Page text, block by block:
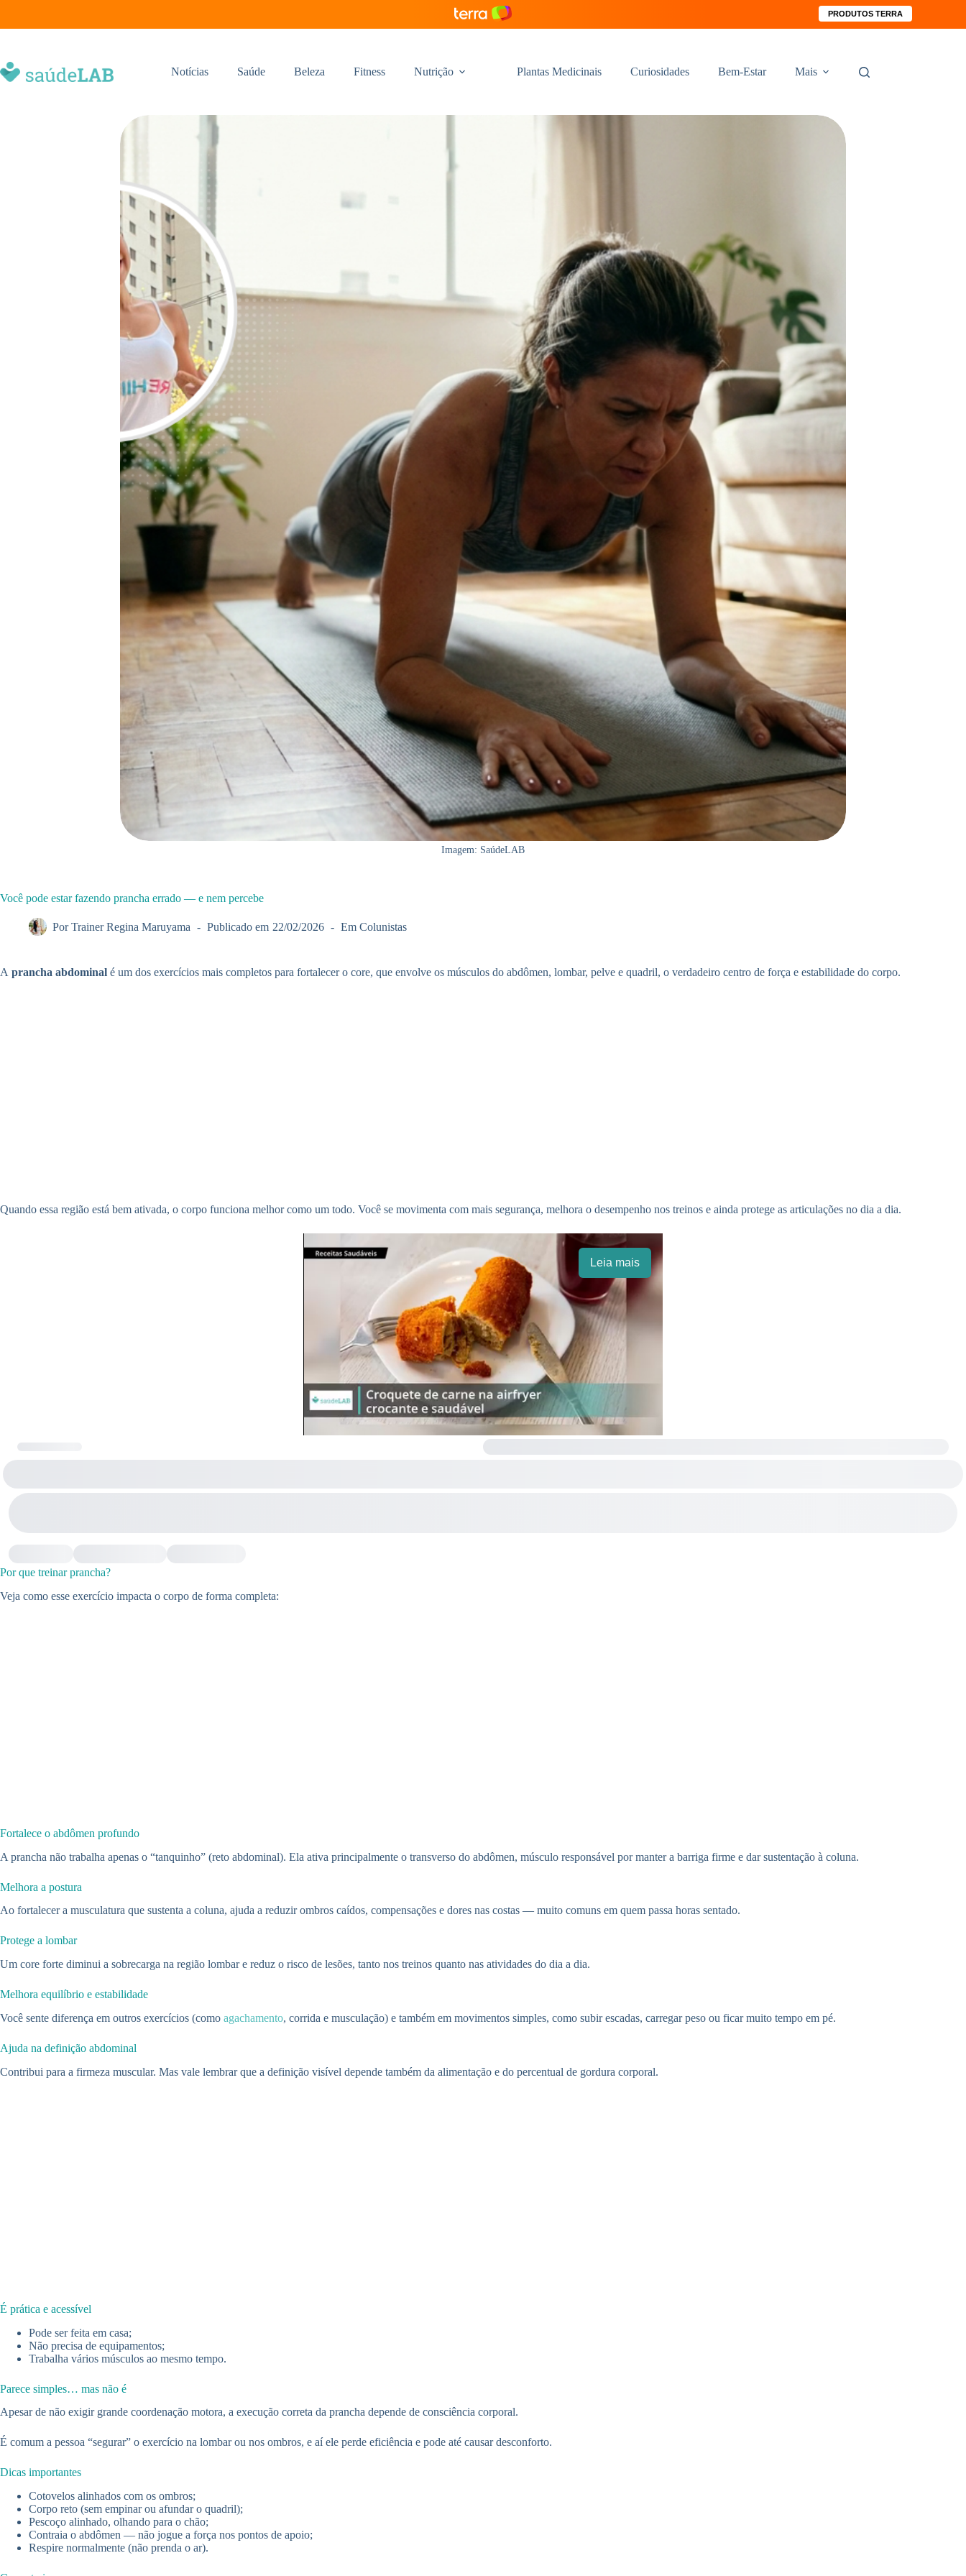
PRODUTOS TERRA
Notícias Saúde Beleza Fitness Nutrição Plantas Medicinais Curiosidades Bem-Estar Mais
Imagem: SaúdeLAB
Você pode estar fazendo prancha errado — e nem percebe
Por Trainer Regina Maruyama Publicado em 22/02/2026 Em Colunistas
A prancha abdominal é um dos exercícios mais completos para fortalecer o core, que envolve os músculos do abdômen, lombar, pelve e quadril, o verdadeiro centro de força e estabilidade do corpo.
Quando essa região está bem ativada, o corpo funciona melhor como um todo. Você se movimenta com mais segurança, melhora o desempenho nos treinos e ainda protege as articulações no dia a dia.
Leia mais
Por que treinar prancha?
Veja como esse exercício impacta o corpo de forma completa:
Fortalece o abdômen profundo
A prancha não trabalha apenas o “tanquinho” (reto abdominal). Ela ativa principalmente o transverso do abdômen, músculo responsável por manter a barriga firme e dar sustentação à coluna.
Melhora a postura
Ao fortalecer a musculatura que sustenta a coluna, ajuda a reduzir ombros caídos, compensações e dores nas costas — muito comuns em quem passa horas sentado.
Protege a lombar
Um core forte diminui a sobrecarga na região lombar e reduz o risco de lesões, tanto nos treinos quanto nas atividades do dia a dia.
Melhora equilíbrio e estabilidade
Você sente diferença em outros exercícios (como agachamento, corrida e musculação) e também em movimentos simples, como subir escadas, carregar peso ou ficar muito tempo em pé.
Ajuda na definição abdominal
Contribui para a firmeza muscular. Mas vale lembrar que a definição visível depende também da alimentação e do percentual de gordura corporal.
É prática e acessível
Pode ser feita em casa;
Não precisa de equipamentos;
Trabalha vários músculos ao mesmo tempo.
Parece simples… mas não é
Apesar de não exigir grande coordenação motora, a execução correta da prancha depende de consciência corporal.
É comum a pessoa “segurar” o exercício na lombar ou nos ombros, e aí ele perde eficiência e pode até causar desconforto.
Dicas importantes
Cotovelos alinhados com os ombros;
Corpo reto (sem empinar ou afundar o quadril);
Pescoço alinhado, olhando para o chão;
Contraia o abdômen — não jogue a força nos pontos de apoio;
Respire normalmente (não prenda o ar).